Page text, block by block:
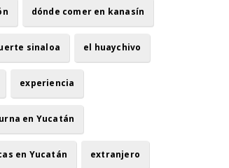
dónde comer en kanasín
sinaloa el huaychivo
experiencia
en Yucatán
en Yucatán extranjero